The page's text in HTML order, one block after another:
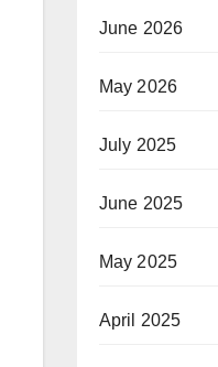
June 2026
May 2026
July 2025
June 2025
May 2025
April 2025